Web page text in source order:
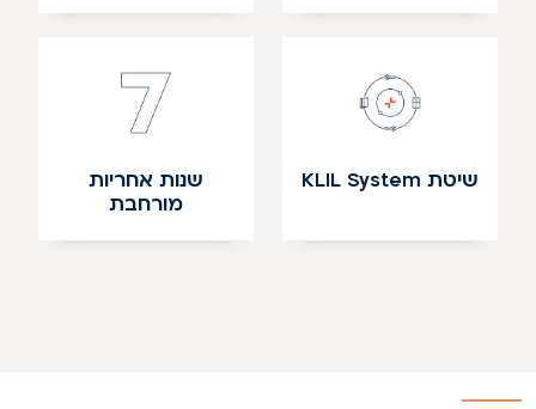
שיטת KLIL System
שנות אחריות
מורחבת